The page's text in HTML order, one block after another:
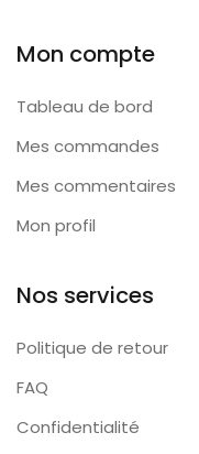
Mon compte
Tableau de bord
Mes commandes
Mes commentaires
Mon profil
Nos services
Politique de retour
FAQ
Confidentialité